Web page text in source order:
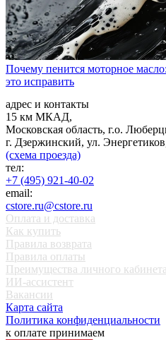
Почему пенится моторное
это исправить
адрес и контакты
15 км МКАД,
Московская область, г.о.
г. Дзержинский, ул.
(схема проезда)
тел:
+7 (495) 921-40-02
email:
cstore.ru@cstore.ru
Оплата и доставка
Как купить
Правила возврата
Правила оплаты
Преимущества личного
ИИ-ассистент
Вакансии
Карта сайта
Политика конфиденциальности
к оплате принимаем